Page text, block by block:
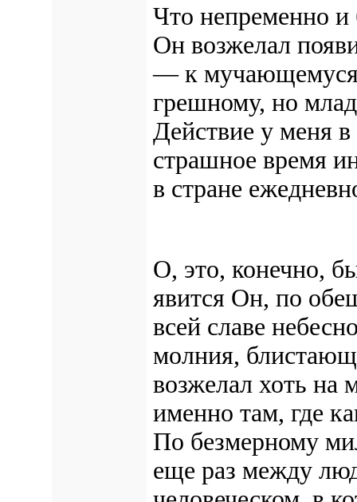
Что непременно и
Он возжелал
— к
грешному, но
Действие у меня
страшное время
в стране
О, это, конечно,
явится Он, по
всей славе
молния,
возжелал хоть на
именно там, где
По безмерному
еще раз между